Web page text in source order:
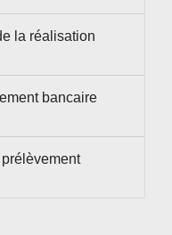
la réalisation
bancaire